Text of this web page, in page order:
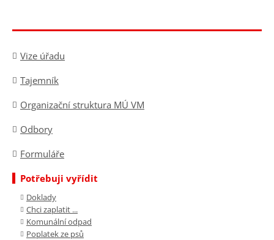
Vize úřadu
Tajemník
Organizační struktura MÚ VM
Odbory
Formuláře
Potřebuji vyřídit
Doklady
Chci zaplatit ...
Komunální odpad
Poplatek ze psů